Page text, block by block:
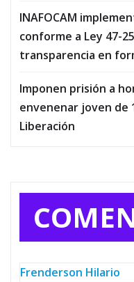
INAFOCAM
conforme a Ley 47-
transparencia en
Imponen prisión a
envenenar joven de
Liberación
Frenderson Hilario